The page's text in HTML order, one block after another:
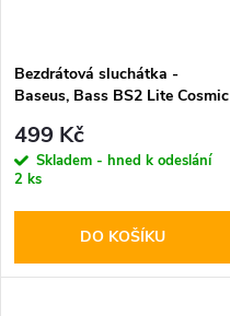
Bezdrátová sluchátka -
Baseus, Bass BS2 Lite Cosmic
499 Kč
Skladem - hned k odeslání
2 ks
DO KOŠÍKU